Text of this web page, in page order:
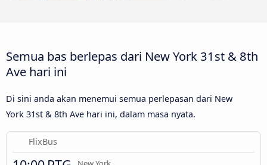
Semua bas berlepas dari New York 31st & 8th
Ave hari ini
Di sini anda akan menemui semua perlepasan dari New
York 31st & 8th Ave hari ini, dalam masa nyata.
FlixBus